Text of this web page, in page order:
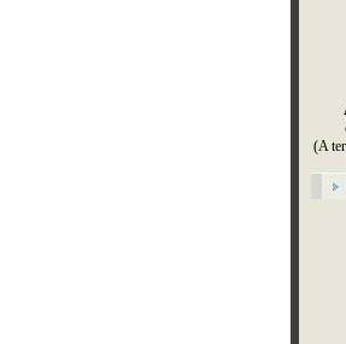
(A